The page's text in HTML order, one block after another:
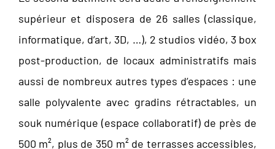
supérieur et disposera de 26 salles (classique,
informatique, d’art, 3D, …), 2 studios vidéo, 3 box
post-production, de locaux administratifs mais
aussi de nombreux autres types d’espaces : une
salle polyvalente avec gradins rétractables, un
souk numérique (espace collaboratif) de près de
500 m², plus de 350 m² de terrasses accessibles,